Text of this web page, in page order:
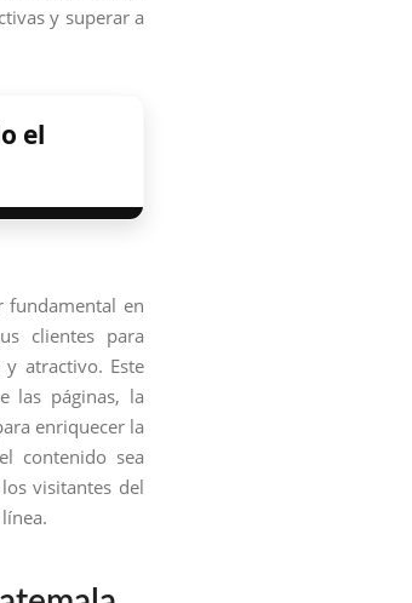
y superar a
el
fundamental en
clientes para
atractivo. Este
las páginas, la
enriquecer la
contenido sea
visitantes del